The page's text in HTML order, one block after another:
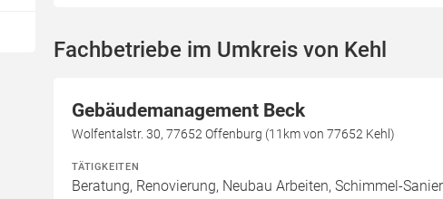
Fachbetriebe im Umkreis von Kehl
Gebäudemanagement Beck
Wolfentalstr. 30, 77652 Offenburg (11km von 77652 Kehl)
TÄTIGKEITEN
Beratung, Renovierung, Neubau Arbeiten, Schimmel-